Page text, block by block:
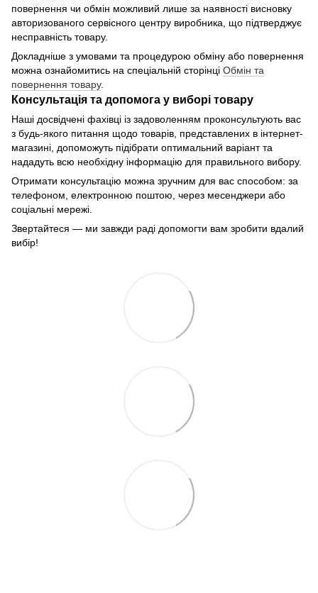
повернення чи обмін можливий лише за наявності висновку
авторизованого сервісного центру виробника, що підтверджує
несправність товару.
Докладніше з умовами та процедурою обміну або повернення
можна ознайомитись на спеціальній сторінці Обмін та
повернення товару.
Консультація та допомога у виборі товару
Наші досвідчені фахівці із задоволенням проконсультують вас
з будь-якого питання щодо товарів, представлених в інтернет-
магазині, допоможуть підібрати оптимальний варіант та
нададуть всю необхідну інформацію для правильного вибору.
Отримати консультацію можна зручним для вас способом: за
телефоном, електронною поштою, через месенджери або
соціальні мережі.
Звертайтеся — ми завжди раді допомогти вам зробити вдалий
вибір!